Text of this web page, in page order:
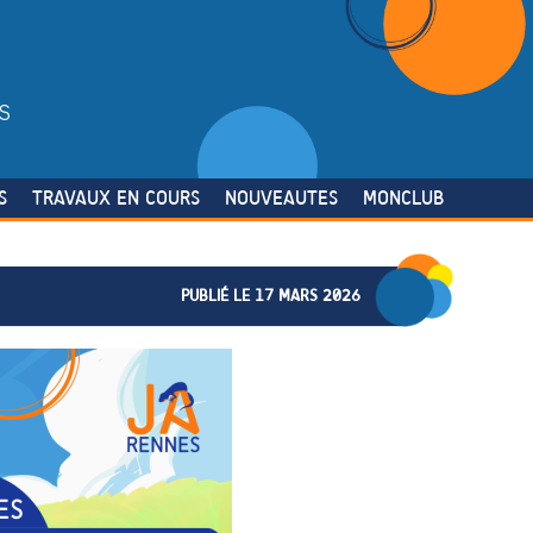
TRAVAUX EN COURS NOUVEAUTES MONCLUB
PUBLIÉ LE 17 MARS 2026